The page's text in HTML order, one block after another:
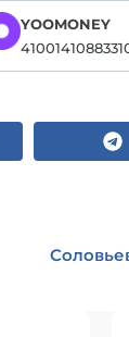
YOOMONEY